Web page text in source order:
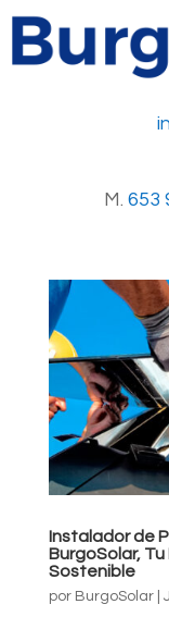
M. 653
Instalador de
BurgoSolar,
Sostenible
por BurgoSolar|